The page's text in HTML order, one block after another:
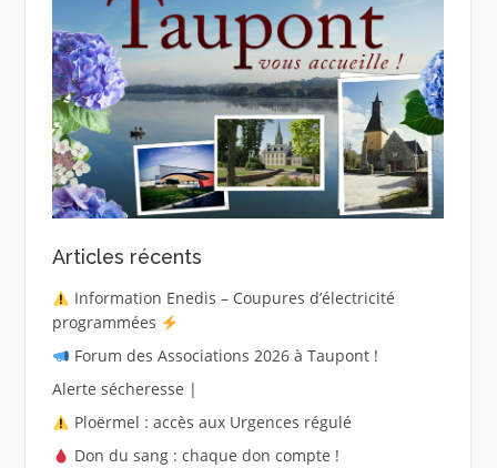
Articles récents
Information Enedis – Coupures d’électricité
programmées
Forum des Associations 2026 à Taupont !
Alerte sécheresse |
Ploërmel : accès aux Urgences régulé
Don du sang : chaque don compte !